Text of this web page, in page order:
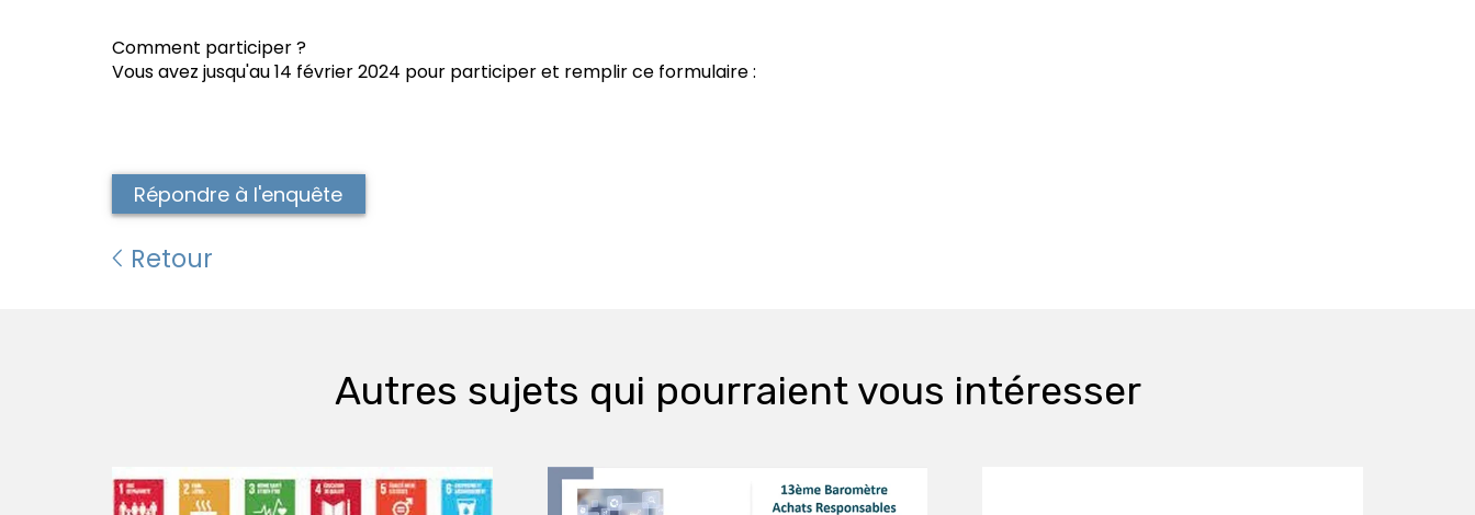
Comment participer ?
Vous avez jusqu'au 14 février 2024 pour participer et remplir ce formulaire :
Répondre à l'enquête
Retour
Autres sujets qui pourraient vous intéresser